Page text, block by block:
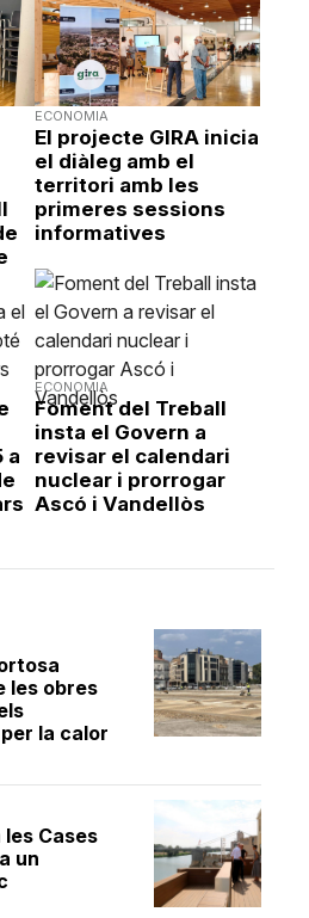
les obres
la calor
Cases
un
ECONOMIA
El projecte GIRA inicia
el diàleg amb el
territori amb les
primeres sessions
informatives
a
ECONOMIA
Foment del Treball
insta el Govern a
revisar el calendari
nuclear i prorrogar
Ascó i Vandellòs